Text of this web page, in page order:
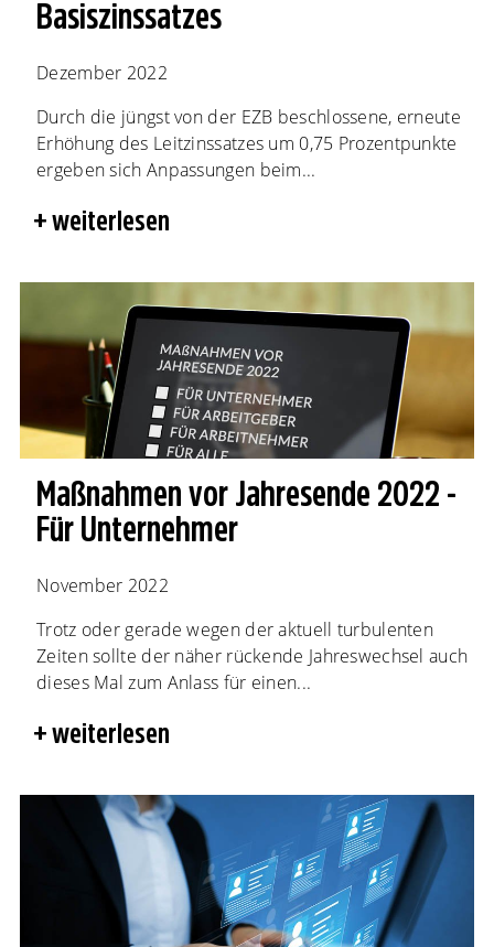
Basiszinssatzes
Dezember 2022
Durch die jüngst von der EZB beschlossene, erneute
Erhöhung des Leitzinssatzes um 0,75 Prozentpunkte
ergeben sich Anpassungen beim...
weiterlesen
Maßnahmen vor Jahresende 2022 -
Für Unternehmer
November 2022
Trotz oder gerade wegen der aktuell turbulenten
Zeiten sollte der näher rückende Jahreswechsel auch
dieses Mal zum Anlass für einen...
weiterlesen